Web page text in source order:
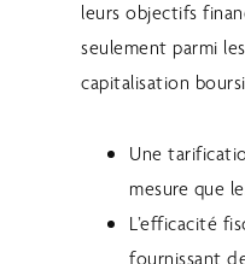
leurs objectifs
seulement parmi
capitalisation
Une
mesure que
L’efficacité
fournissant